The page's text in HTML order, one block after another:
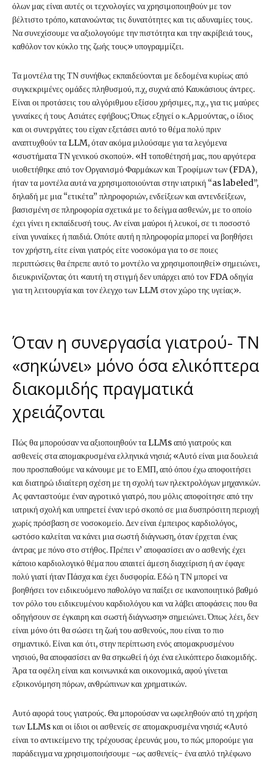
όλων μας είναι αυτές οι τεχνολογίες να χρησιμοποιηθούν με τον
βέλτιστο τρόπο, κατανοώντας τις δυνατότητες και τις αδυναμίες τους.
Να συνεχίσουμε να αξιολογούμε την πιστότητα και την ακρίβειά τους,
καθόλον τον κύκλο της ζωής τους» υπογραμμίζει.
Τα μοντέλα της ΤΝ συνήθως εκπαιδεύονται με δεδομένα κυρίως από
συγκεκριμένες ομάδες πληθυσμού, π.χ, συχνά από Καυκάσιους άντρες.
Είναι οι προτάσεις του αλγόριθμου εξίσου χρήσιμες, π.χ., για τις μαύρες
γυναίκες ή τους Ασιάτες εφήβους; Όπως εξηγεί ο κ.Αρμούντας, ο ίδιος
και οι συνεργάτες του είχαν εξετάσει αυτό το θέμα πολύ πριν
αναπτυχθούν τα LLM, όταν ακόμα μιλούσαμε για τα λεγόμενα
«συστήματα ΤΝ γενικού σκοπού». «Η τοποθέτησή μας, που αργότερα
υιοθετήθηκε από τον Οργανισμό Φαρμάκων και Τροφίμων των (FDA),
ήταν τα μοντέλα αυτά να χρησιμοποιούνται στην ιατρική “as labeled”,
δηλαδή με μια “ετικέτα” πληροφοριών, ενδείξεων και αντενδείξεων,
βασισμένη σε πληροφορία σχετικά με το δείγμα ασθενών, με το οποίο
έχει γίνει η εκπαίδευσή τους. Αν είναι μαύροι ή λευκοί, σε τι ποσοστό
είναι γυναίκες ή παιδιά. Οπότε αυτή η πληροφορία μπορεί να βοηθήσει
τον χρήστη, είτε είναι γιατρός είτε νοσοκόμα για το σε ποιες
περιπτώσεις θα έπρεπε αυτό το μοντέλο να χρησιμοποιηθεί» σημειώνει,
διευκρινίζοντας ότι «αυτή τη στιγμή δεν υπάρχει από τον FDA οδηγία
για τη λειτουργία και τον έλεγχο των LLM στον χώρο της υγείας».
Όταν η συνεργασία γιατρού- ΤΝ
«σηκώνει» μόνο όσα ελικόπτερα
διακομιδής πραγματικά
χρειάζονται
Πώς θα μπορούσαν να αξιοποιηθούν τα LLMs από γιατρούς και
ασθενείς στα απομακρυσμένα ελληνικά νησιά; «Αυτό είναι μια δουλειά
που προσπαθούμε να κάνουμε με το ΕΜΠ, από όπου έχω αποφοιτήσει
και διατηρώ ιδιαίτερη σχέση με τη σχολή των ηλεκτρολόγων μηχανικών.
Ας φανταστούμε έναν αγροτικό γιατρό, που μόλις αποφοίτησε από την
ιατρική σχολή και υπηρετεί έναν ιερό σκοπό σε μια δυσπρόσιτη περιοχή
χωρίς πρόσβαση σε νοσοκομείο. Δεν είναι έμπειρος καρδιολόγος,
ωστόσο καλείται να κάνει μια σωστή διάγνωση, όταν έρχεται ένας
άντρας με πόνο στο στήθος. Πρέπει ν’ αποφασίσει αν ο ασθενής έχει
κάποιο καρδιολογικό θέμα που απαιτεί άμεση διαχείριση ή αν έφαγε
πολύ γιατί ήταν Πάσχα και έχει δυσφορία. Εδώ η ΤΝ μπορεί να
βοηθήσει τον ειδικευόμενο παθολόγο να παίξει σε ικανοποιητικό βαθμό
τον ρόλο του ειδικευμένου καρδιολόγου και να λάβει αποφάσεις που θα
οδηγήσουν σε έγκαιρη και σωστή διάγνωση» σημειώνει. Όπως λέει, δεν
είναι μόνο ότι θα σώσει τη ζωή του ασθενούς, που είναι το πιο
σημαντικό. Είναι και ότι, στην περίπτωση ενός απομακρυσμένου
νησιού, θα αποφασίσει αν θα σηκωθεί ή όχι ένα ελικόπτερο διακομιδής.
Άρα τα οφέλη είναι και κοινωνικά και οικονομικά, αφού γίνεται
εξοικονόμηση πόρων, ανθρώπινων και χρηματικών.
Αυτό αφορά τους γιατρούς. Θα μπορούσαν να ωφεληθούν από τη χρήση
των LLMs και οι ίδιοι οι ασθενείς σε απομακρυσμένα νησιά; «Αυτό
είναι το αντικείμενο της τρέχουσας έρευνάς μου, το πώς μπορούμε για
παράδειγμα να χρησιμοποιήσουμε -ως ασθενείς- ένα απλό τηλέφωνο